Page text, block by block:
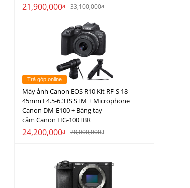
21,900,000đ 33,100,000đ
Trả góp online
Máy ảnh Canon EOS R10 Kit RF-S 18-
45mm F4.5-6.3 IS STM + Microphone
Canon DM-E100 + Báng tay
cầm Canon HG-100TBR
24,200,000đ 28,000,000đ